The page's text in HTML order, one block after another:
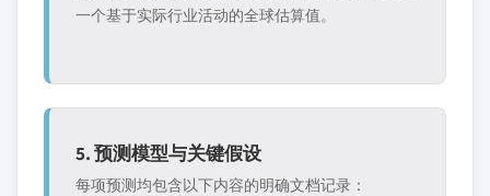
一个基于实际行业活动的全球估算值。
5. 预测模型与关键假设
每项预测均包含以下内容的明确文档记录：